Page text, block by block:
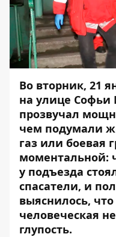
Во вторник, 21
на улице Софьи
прозвучал
чем подумали
газ или боевая
моментальной:
у подъезда
спасатели, и
выяснилось,
человеческая
глупость.